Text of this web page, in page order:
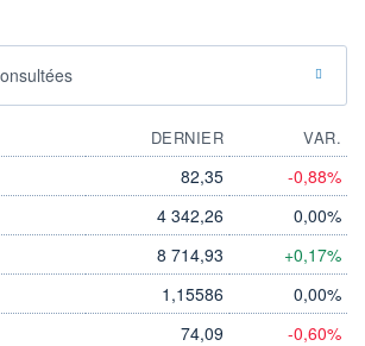
DERNIER
VAR.
82,35 -0,88%
4 342,26 0,00%
8 714,93 +0,17%
1,15586 0,00%
74,09 -0,60%